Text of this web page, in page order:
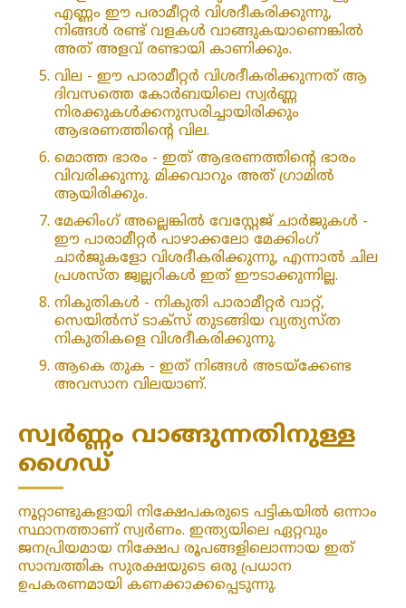
എണ്ണം ഈ പരാമീറ്റർ വിശദീകരിക്കുന്നു,
നിങ്ങൾ രണ്ട് വളകൾ വാങ്ങുകയാണെങ്കിൽ
അത് അളവ് രണ്ടായി കാണിക്കും.
വില - ഈ പാരാമീറ്റർ വിശദീകരിക്കുന്നത് ആ
ദിവസത്തെ കോർബയിലെ സ്വർണ്ണ
നിരക്കുകൾക്കനുസരിച്ചായിരിക്കും
ആഭരണത്തിന്റെ വില.
മൊത്ത ഭാരം - ഇത് ആഭരണത്തിന്റെ ഭാരം
വിവരിക്കുന്നു. മിക്കവാറും അത് ഗ്രാമിൽ
ആയിരിക്കും.
മേക്കിംഗ് അല്ലെങ്കിൽ വേസ്റ്റേജ് ചാർജുകൾ -
ഈ പാരാമീറ്റർ പാഴാക്കലോ മേക്കിംഗ്
ചാർജുകളോ വിശദീകരിക്കുന്നു, എന്നാൽ ചില
പ്രശസ്ത ജ്വല്ലറികൾ ഇത് ഈടാക്കുന്നില്ല.
നികുതികൾ - നികുതി പാരാമീറ്റർ വാറ്റ്,
സെയിൽസ് ടാക്സ് തുടങ്ങിയ വ്യത്യസ്ത
നികുതികളെ വിശദീകരിക്കുന്നു.
ആകെ തുക - ഇത് നിങ്ങൾ അടയ്‌ക്കേണ്ട
അവസാന വിലയാണ്.
സ്വർണ്ണം വാങ്ങുന്നതിനുള്ള
ഗൈഡ്
നൂറ്റാണ്ടുകളായി നിക്ഷേപകരുടെ പട്ടികയിൽ ഒന്നാം
സ്ഥാനത്താണ് സ്വർണം. ഇന്ത്യയിലെ ഏറ്റവും
ജനപ്രിയമായ നിക്ഷേപ രൂപങ്ങളിലൊന്നായ ഇത്
സാമ്പത്തിക സുരക്ഷയുടെ ഒരു പ്രധാന
ഉപകരണമായി കണക്കാക്കപ്പെടുന്നു.